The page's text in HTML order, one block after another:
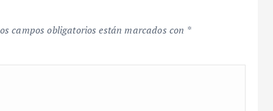
campos obligatorios están marcados con *